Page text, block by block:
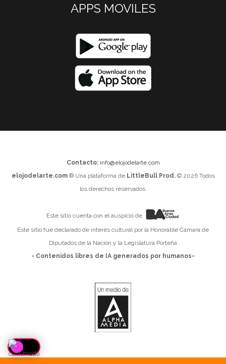
APPS MOVILES
Contacto: info@elojodelarte.com
elojodelarte.com® Una plataforma de LittleBull Prod.© 2026 Todos
los derechos reservados.
Este sitio cuenta con el auspicio de
Este sitio fue declarado de interés cultural por la Honorable Cámara de
Diputados de la Nación y la Legislatura Porteña
- Contenidos libres de IA generados por humanos-